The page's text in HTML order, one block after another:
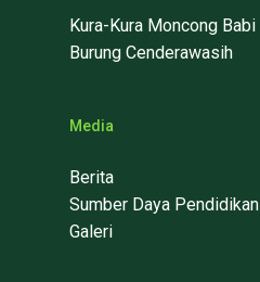
Kura-Kura Moncong Babi
Burung Cenderawasih
Media
Berita
Sumber Daya Pendidikan
Galeri